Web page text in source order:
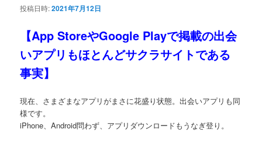
投稿日時:2021年7月12日
【App StoreやGoogle Playで掲載の出会
いアプリもほとんどサクラサイトである
事実】
現在、さまざまなアプリがまさに花盛り状態。出会いアプリも同
様です。
iPhone、Android問わず、アプリダウンロードもうなぎ登り。